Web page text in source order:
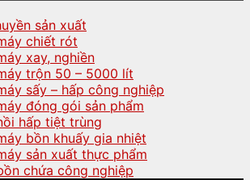
sản xuất
chiết rót
xay, nghiền
trộn 50 – 5000 lít
sấy – hấp công nghiệp
đóng gói sản phẩm
hấp tiệt trùng
bồn khuấy gia nhiệt
sản xuất thực phẩm
chứa công nghiệp